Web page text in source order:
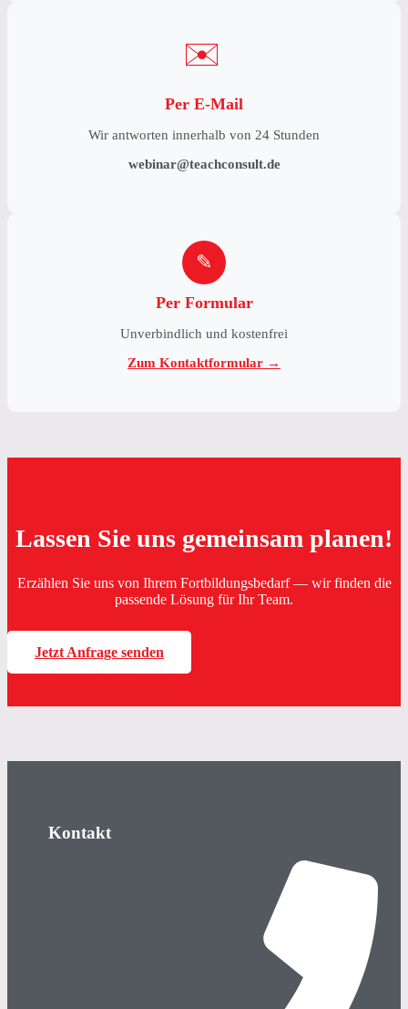
✉
Per E-Mail
Wir antworten innerhalb von 24 Stunden
webinar@teachconsult.de
✎
Per Formular
Unverbindlich und kostenfrei
Zum Kontaktformular →
Lassen Sie uns gemeinsam planen!
Erzählen Sie uns von Ihrem Fortbildungsbedarf — wir finden die
passende Lösung für Ihr Team.
Jetzt Anfrage senden
Kontakt